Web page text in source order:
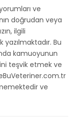
ve
doğrudan veya
ilgili
yazılmaktadır. Bu
kamuoyunun
teşvik etmek ve
ve